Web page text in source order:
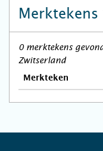
Merktekens
0 merktekens
Zwitserland
Merkteken